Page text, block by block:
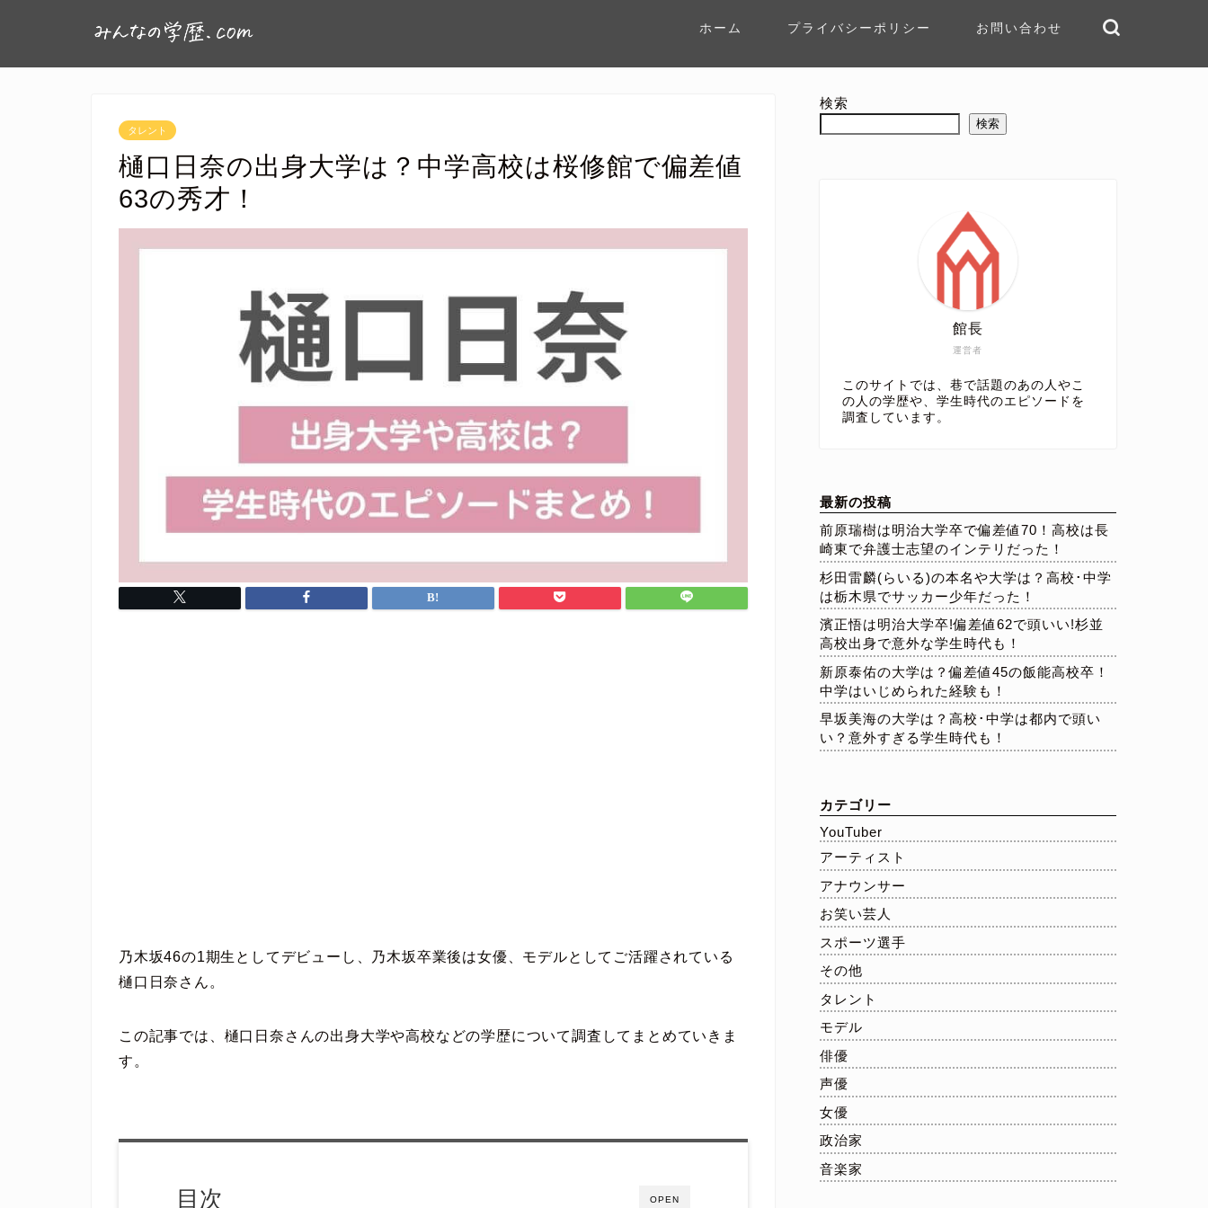
ホーム プライバシーポリシー お問い合わせ
タレント
樋口日奈の出身大学は？中学高校は桜修館で偏差値
63の秀才！
乃木坂46の1期生としてデビューし、乃木坂卒業後は女優、モデルとしてご活躍されている
樋口日奈さん。
この記事では、樋口日奈さんの出身大学や高校などの学歴について調査してまとめていきま
す。
OPEN
目次
検索
検索
運営者
館長
このサイトでは、巷で話題のあの人やこ
の人の学歴や、学生時代のエピソードを
調査しています。
最新の投稿
前原瑞樹は明治大学卒で偏差値70！高校は長
崎東で弁護士志望のインテリだった！
杉田雷麟(らいる)の本名や大学は？高校･中学
は栃木県でサッカー少年だった！
濱正悟は明治大学卒!偏差値62で頭いい!杉並
高校出身で意外な学生時代も！
新原泰佑の大学は？偏差値45の飯能高校卒！
中学はいじめられた経験も！
早坂美海の大学は？高校･中学は都内で頭い
い？意外すぎる学生時代も！
カテゴリー
YouTuber
アーティスト
アナウンサー
お笑い芸人
スポーツ選手
その他
タレント
モデル
俳優
声優
女優
政治家
音楽家